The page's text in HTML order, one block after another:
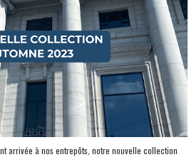
arrivée à nos entrepôts, notre nouvelle collection